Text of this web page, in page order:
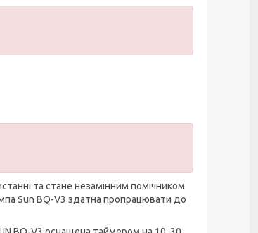
та стане незамінним помічником
Sun BQ-V3 здатна пропрацювати до